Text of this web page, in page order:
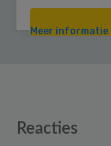
Meer informatie
Reader
Reacties